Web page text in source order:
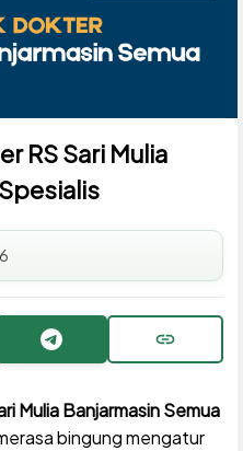
RS Sari Mulia
Telegram Copy URL
Mulia Banjarmasin Semua
bingung mengatur